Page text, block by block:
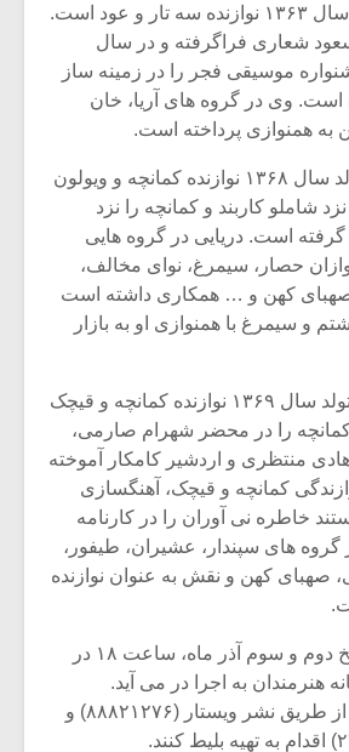
متولد سال ۱۳۶۳ نوازنده سه تار و عود است.
شعاری فراگرفته و در سال
جشنواره موسیقی فجر را در زمینه ساز
وی در گروه های آریا، خان
همنوازی پرداخته است.
متولد سال ۱۳۶۸ نوازنده کمانچه و ویولون
شاملو کاربند و کمانچه را نزد
گرفته است. دریایی در گروه هایی
حصار، سیمرغ، نوای مخالف،
صهبای کهن و … همکاری داشته است
و سیمرغ با همنوازی او به بازار
متولد سال ۱۳۶۹ نوازنده کمانچه و قیچک
کمانچه را در محضر شهرام صارمی،
منتظری و اردشیر کامکار آموخته
کمانچه و قیچک، آهنگسازی
خاطره نی آوران را در کارنامه
گروه های سپندار، عشیران، طیفور،
صهبای کهن و نقش به عنوان نوازنده
این کنسرت در تاریخ دوم و سوم آذر ماه، ساعت ۱۸ در
هنرمندان به اجرا در می آید.
علاقمندان میتوانند از طریق نشر ویستار (۸۸۸۲۱۲۷۶) و